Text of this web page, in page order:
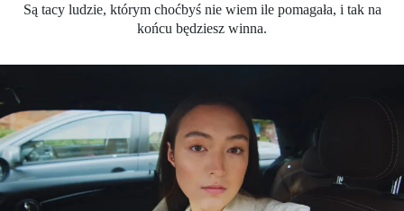
Są tacy ludzie, którym choćbyś nie wiem ile pomagała, i tak na
końcu będziesz winna.